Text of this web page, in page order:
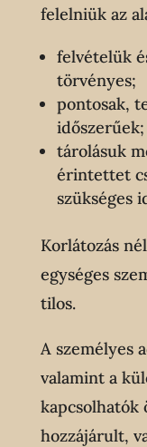
felelniük az
felvételük
törvényes;
pontosak,
időszerűek;
tárolásuk
érintettet
szükséges
Korlátozás
egységes
tilos.
A személyes
valamint a
kapcsolhatók
hozzájárult,